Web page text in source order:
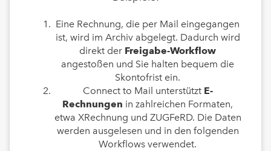
Eine Rechnung, die per Mail eingegangen
ist, wird im Archiv abgelegt. Dadurch wird
direkt der Freigabe-Workflow
angestoßen und Sie halten bequem die
Skontofrist ein.
Connect to Mail unterstützt E-
Rechnungen in zahlreichen Formaten,
etwa XRechnung und ZUGFeRD. Die Daten
werden ausgelesen und in den folgenden
Workflows verwendet.